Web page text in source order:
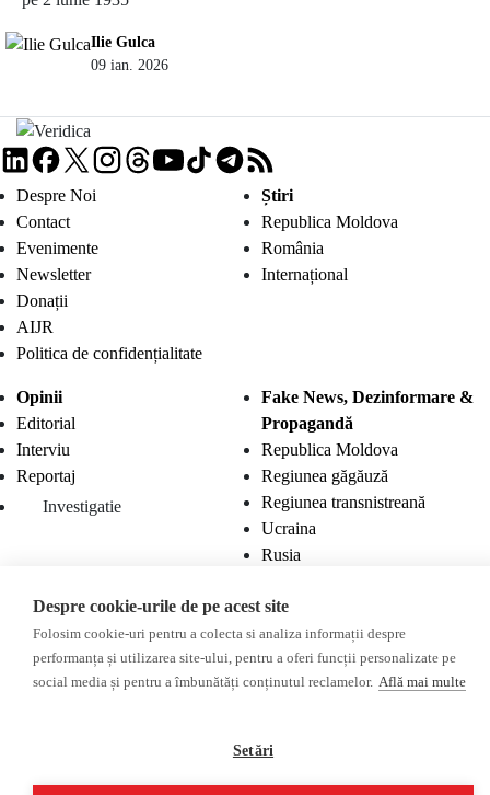
Ilie Gulca
09 ian. 2026
Despre Noi
Contact
Evenimente
Newsletter
Donații
AIJR
Politica de confidențialitate
Știri
Republica Moldova
România
Internațional
Opinii
Editorial
Interviu
Reportaj
Investigatie
Fake News, Dezinformare &
Propagandă
Republica Moldova
Regiunea găgăuză
Regiunea transnistreană
Ucraina
Rusia
Monitor media
Presa rusă independentă
Presa rusa pro-Kremlin
Presa din regiunea găgăuză
Multimedia
Podcast
Reportaj video
Interviu video
Despre cookie-urile de pe acest site
Folosim cookie-uri pentru a colecta si analiza informații despre
performanța și utilizarea site-ului, pentru a oferi funcții personalizate pe
social media și pentru a îmbunătăți conținutul reclamelor. Află mai multe
Setări